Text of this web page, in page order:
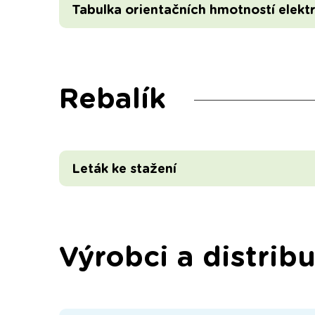
Tabulka orientačních hmotností
Rebalík
Leták ke stažení
Výrobci a